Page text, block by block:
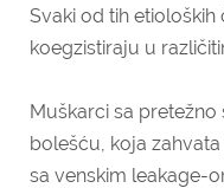
Svaki od tih
koegzistiraju u
Muškarci sa
bolešću, koja
sa venskim leakage-